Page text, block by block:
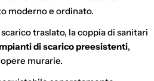
moderno e ordinato.
traslato, la coppia di sanitari
di scarico preesistenti,
murarie.